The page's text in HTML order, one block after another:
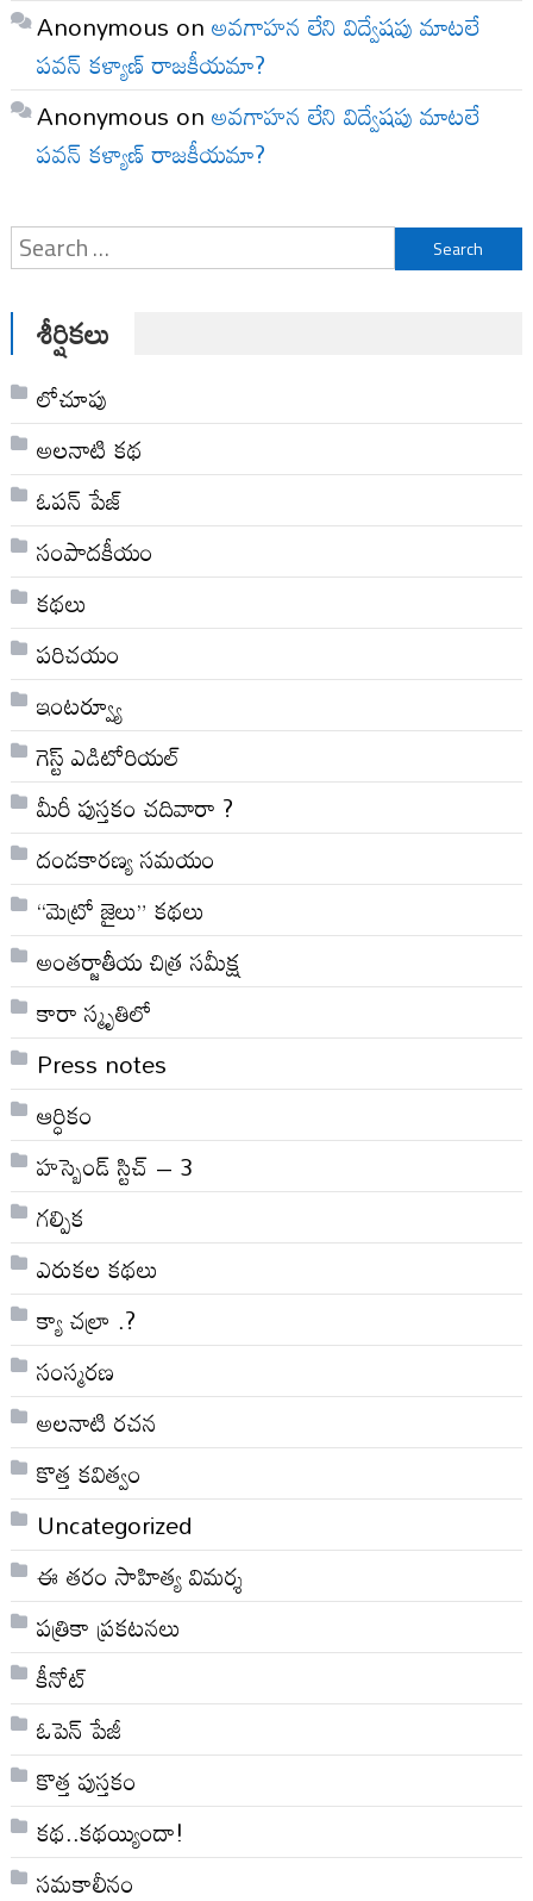
Anonymous onఅవగాహన లేని విద్వేషపు మాటలే
పవన్ కళ్యాణ్ రాజకీయమా?
Anonymous onఅవగాహన లేని విద్వేషపు మాటలే
పవన్ కళ్యాణ్ రాజకీయమా?
Search
for:
శీర్షికలు
లోచూపు
అల‌నాటి క‌థ‌
ఓపన్ పేజ్
సంపాదకీయం
కథలు
పరిచయం
ఇంటర్వ్యూ
గెస్ట్ ఎడిటోరియల్
మీరీ పుస్తకం చదివారా ?
దండకారణ్య సమయం
“మెట్రో జైలు” కథలు
అంతర్జాతీయ చిత్ర సమీక్ష
కారా స్మృతిలో
Press notes
ఆర్ధికం
హస్బెండ్ స్టిచ్ – 3
గల్పిక
ఎరుకల కథలు
క్యా చల్రా .?
సంస్మరణ
అలనాటి రచన
కొత్త కవిత్వం
Uncategorized
ఈ తరం సాహిత్య విమర్శ
పత్రికా ప్రకటనలు
కీనోట్
ఓపెన్ పేజీ
కొత్త పుస్తకం
కథ..కథయ్యిందా!
సమకాలీనం